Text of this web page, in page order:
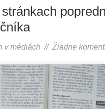
v médiách // Žiadne